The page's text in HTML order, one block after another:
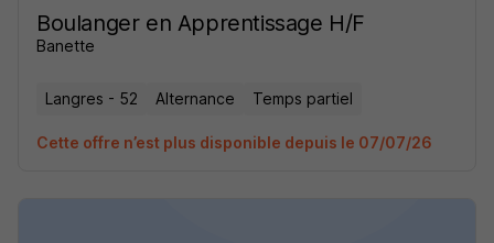
Boulanger en Apprentissage H/F
Banette
Langres - 52 Alternance Temps partiel
Cette offre n’est plus disponible depuis le 07/07/26